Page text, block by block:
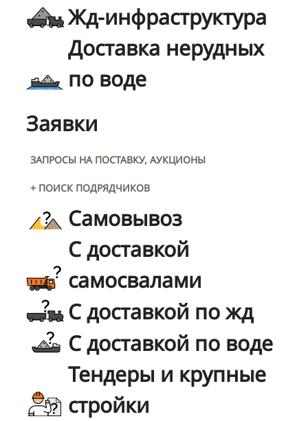
Жд-инфраструктура
Доставка нерудных
по воде
Заявки
ЗАПРОСЫ НА ПОСТАВКУ, АУКЦИОНЫ
+ ПОИСК ПОДРЯДЧИКОВ
Самовывоз
С доставкой
самосвалами
С доставкой по жд
С доставкой по воде
Тендеры и крупные
стройки